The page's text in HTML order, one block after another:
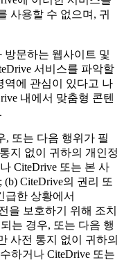
사용할 수 없으며, 귀
방문하는 웹사이트 및
서비스를 파악할
역에 관심이 있다고 나
내에서 맞춤형 콘텐
, 또는 다음 행위가 필
지 없이 귀하의 개인정
CiteDrive 또는 본 사
CiteDrive의 권리 또
급한 상황에서
을 보호하기 위해 조치
는 경우, 또는 다음 행
사전 통지 없이 귀하의
하거나 CiteDrive 또는